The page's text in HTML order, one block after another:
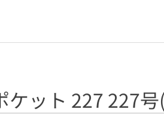
ケット 227 227